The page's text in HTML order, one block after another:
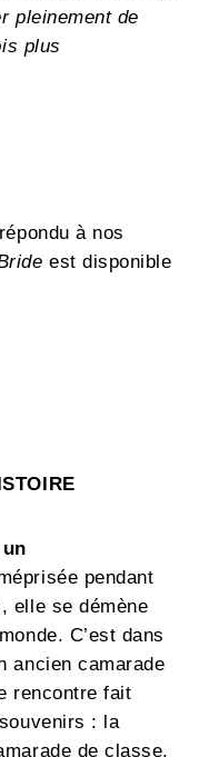
pleinement de
plus
à nos
est disponible
pendant
elle se démène
C’est dans
ancien camarade
rencontre fait
: la
de classe,